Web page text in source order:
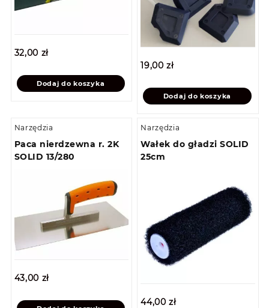
32,00 zł
Dodaj do koszyka
19,00zł
Dodaj do koszyka
Narzędzia
Paca nierdzewna r. 2K
SOLID 13/280
43,00 zł
Narzędzia
Wałek do gładzi SOLID
25cm
44,00zł